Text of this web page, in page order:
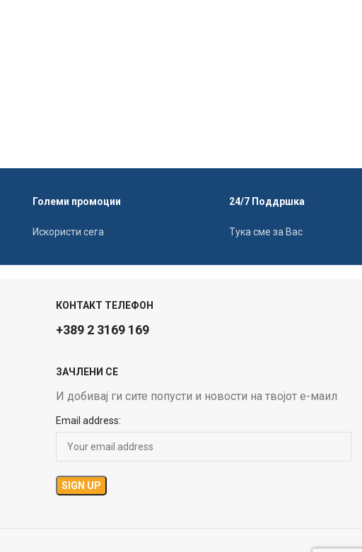
Големи промоции
Искористи сега
24/7 Поддршка
Тука сме за Вас
КОНТАКТ ТЕЛЕФОН
+389 2 3169 169
ЗАЧЛЕНИ СЕ
И добивај ги сите попусти и новости на твојот е-маил
Email address: